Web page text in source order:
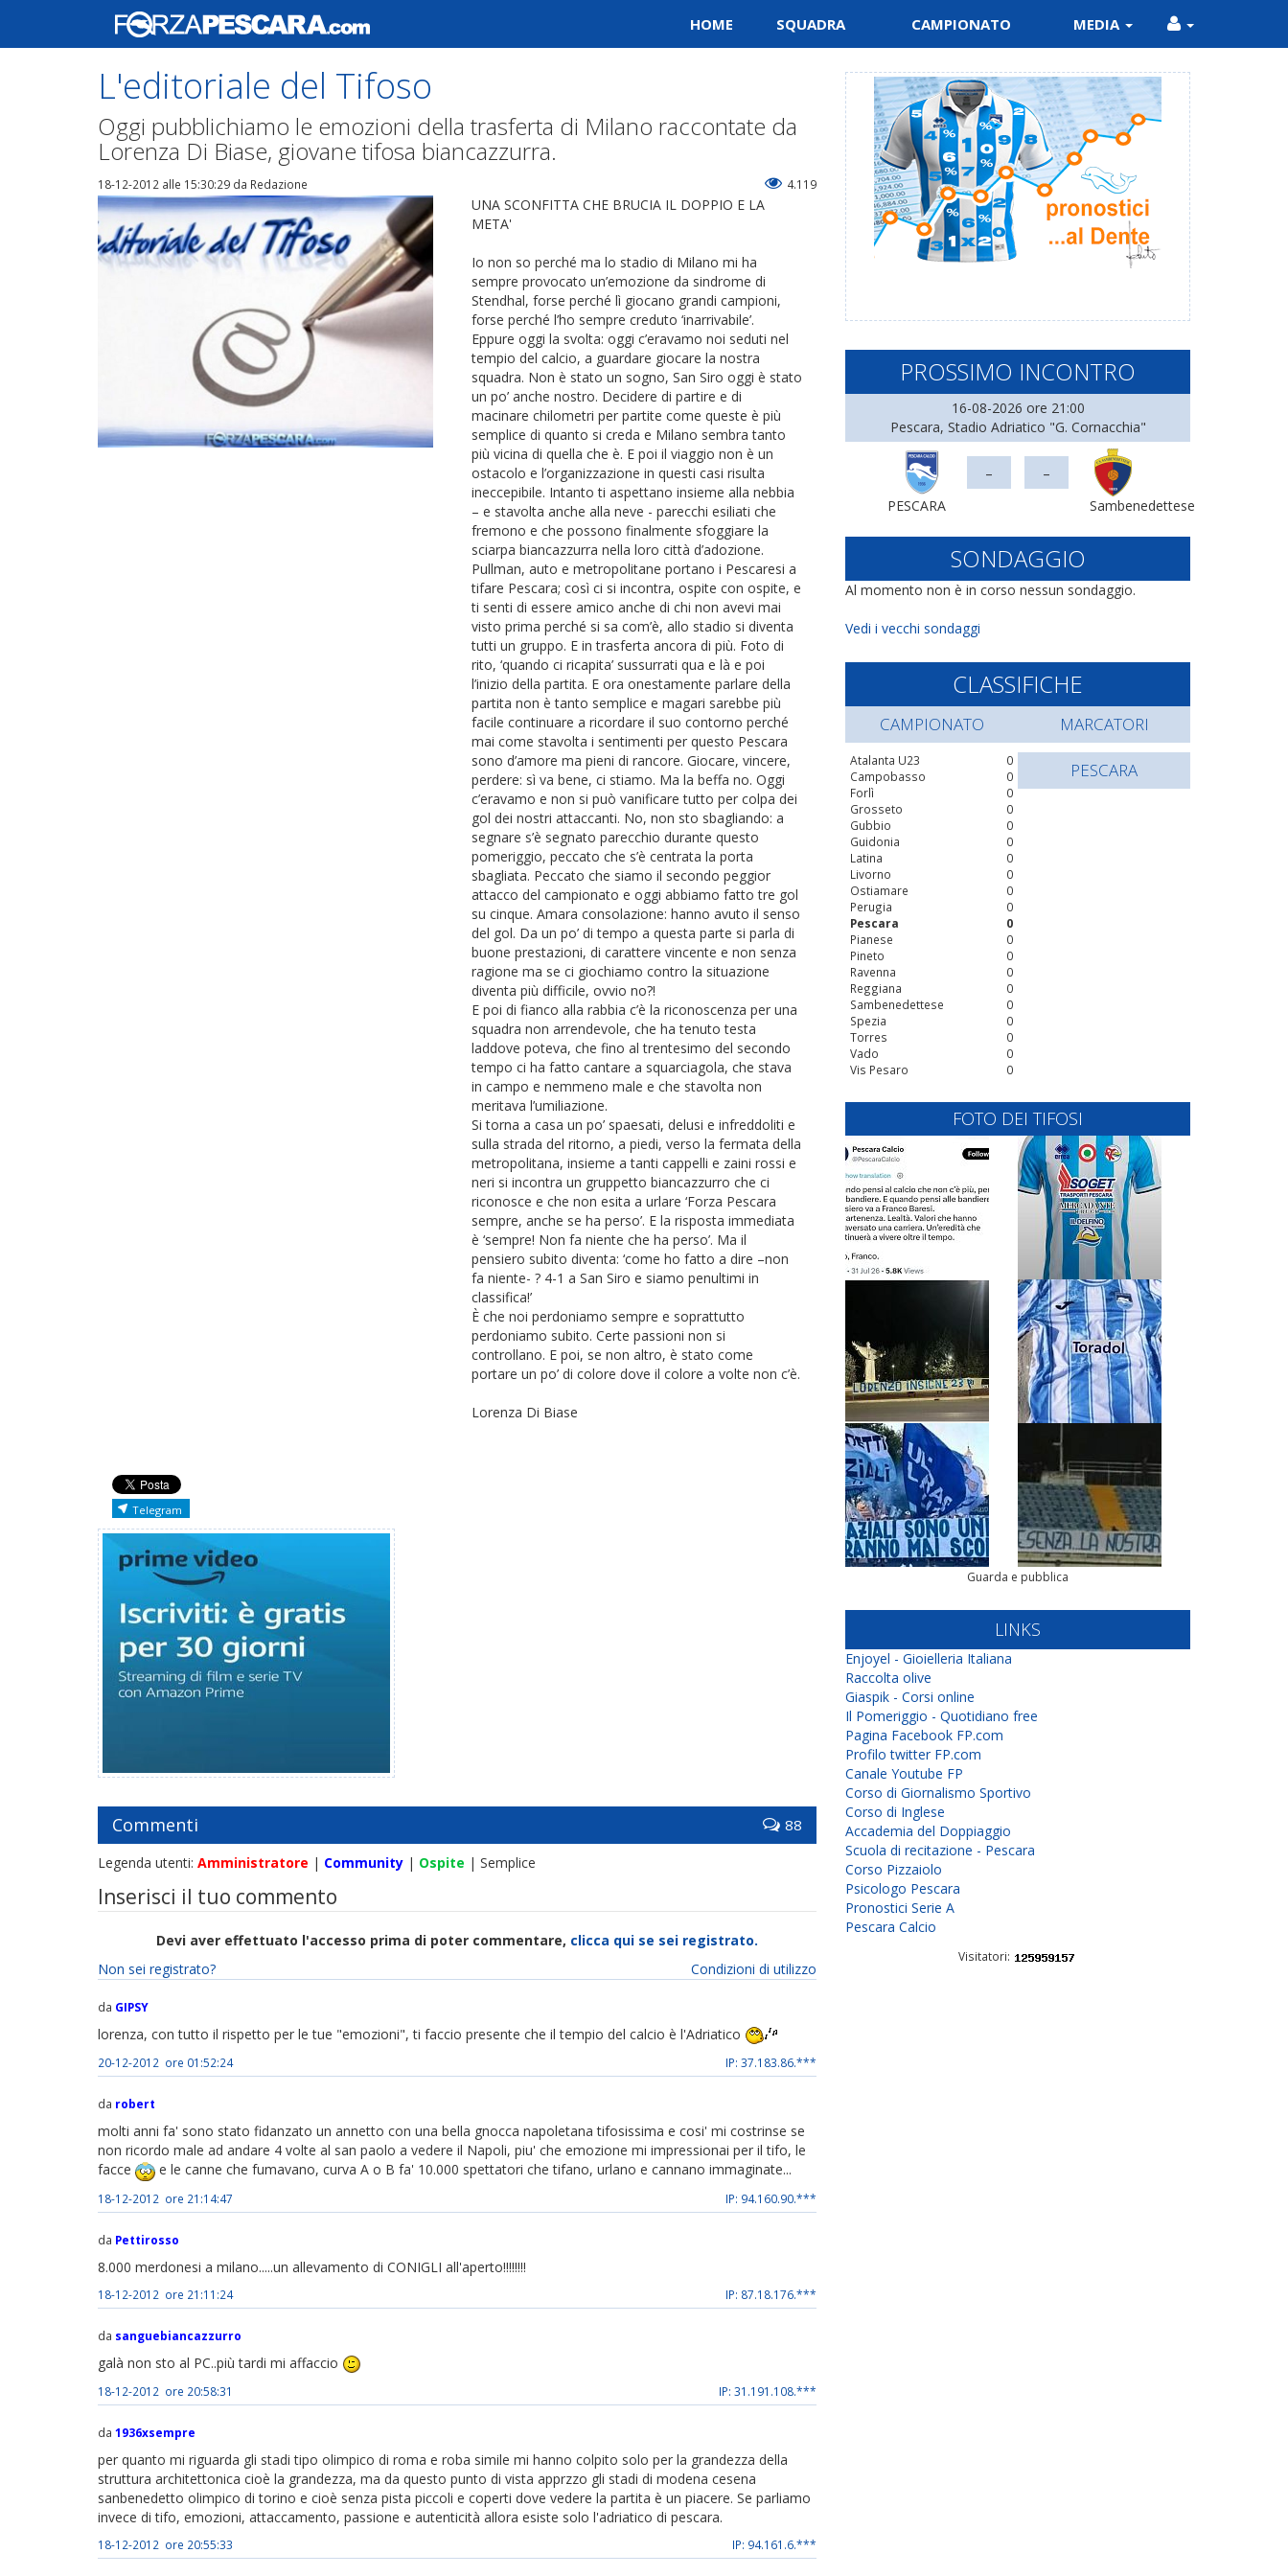
HOME SQUADRA CAMPIONATO MEDIA
L'editoriale del Tifoso
Oggi pubblichiamo le emozioni della trasferta di Milano raccontate da
Lorenza Di Biase, giovane tifosa biancazzurra.
18-12-2012 alle 15:30:29 da Redazione 4.119
UNA SCONFITTA CHE BRUCIA IL DOPPIO E LA
META'
Io non so perché ma lo stadio di Milano mi ha
sempre provocato un’emozione da sindrome di
Stendhal, forse perché lì giocano grandi campioni,
forse perché l’ho sempre creduto ‘inarrivabile’.
Eppure oggi la svolta: oggi c’eravamo noi seduti nel
tempio del calcio, a guardare giocare la nostra
squadra. Non è stato un sogno, San Siro oggi è stato
un po’ anche nostro. Decidere di partire e di
macinare chilometri per partite come queste è più
semplice di quanto si creda e Milano sembra tanto
più vicina di quella che è. E poi il viaggio non è un
ostacolo e l’organizzazione in questi casi risulta
ineccepibile. Intanto ti aspettano insieme alla nebbia
– e stavolta anche alla neve - parecchi esiliati che
fremono e che possono finalmente sfoggiare la
sciarpa biancazzurra nella loro città d’adozione.
Pullman, auto e metropolitane portano i Pescaresi a
tifare Pescara; così ci si incontra, ospite con ospite, e
ti senti di essere amico anche di chi non avevi mai
visto prima perché si sa com’è, allo stadio si diventa
tutti un gruppo. E in trasferta ancora di più. Foto di
rito, ‘quando ci ricapita’ sussurrati qua e là e poi
l’inizio della partita. E ora onestamente parlare della
partita non è tanto semplice e magari sarebbe più
facile continuare a ricordare il suo contorno perché
mai come stavolta i sentimenti per questo Pescara
sono d’amore ma pieni di rancore. Giocare, vincere,
perdere: sì va bene, ci stiamo. Ma la beffa no. Oggi
c’eravamo e non si può vanificare tutto per colpa dei
gol dei nostri attaccanti. No, non sto sbagliando: a
segnare s’è segnato parecchio durante questo
pomeriggio, peccato che s’è centrata la porta
sbagliata. Peccato che siamo il secondo peggior
attacco del campionato e oggi abbiamo fatto tre gol
su cinque. Amara consolazione: hanno avuto il senso
del gol. Da un po’ di tempo a questa parte si parla di
buone prestazioni, di carattere vincente e non senza
ragione ma se ci giochiamo contro la situazione
diventa più difficile, ovvio no?!
E poi di fianco alla rabbia c’è la riconoscenza per una
squadra non arrendevole, che ha tenuto testa
laddove poteva, che fino al trentesimo del secondo
tempo ci ha fatto cantare a squarciagola, che stava
in campo e nemmeno male e che stavolta non
meritava l’umiliazione.
Si torna a casa un po’ spaesati, delusi e infreddoliti e
sulla strada del ritorno, a piedi, verso la fermata della
metropolitana, insieme a tanti cappelli e zaini rossi e
neri si incontra un gruppetto biancazzurro che ci
riconosce e che non esita a urlare ‘Forza Pescara
sempre, anche se ha perso’. E la risposta immediata
è ‘sempre! Non fa niente che ha perso’. Ma il
pensiero subito diventa: ‘come ho fatto a dire –non
fa niente- ? 4-1 a San Siro e siamo penultimi in
classifica!’
È che noi perdoniamo sempre e soprattutto
perdoniamo subito. Certe passioni non si
controllano. E poi, se non altro, è stato come
portare un po’ di colore dove il colore a volte non c’è.
Lorenza Di Biase
Telegram
Commenti 88
Legenda utenti: Amministratore | Community | Ospite | Semplice
Inserisci il tuo commento
Devi aver effettuato l'accesso prima di poter commentare, clicca qui se sei registrato.
Condizioni di utilizzo
Non sei registrato?
da GIPSY
lorenza, con tutto il rispetto per le tue "emozioni", ti faccio presente che il tempio del calcio è l'Adriatico
20-12-2012 ore 01:52:24 IP: 37.183.86.***
da robert
molti anni fa' sono stato fidanzato un annetto con una bella gnocca napoletana tifosissima e cosi' mi costrinse se
non ricordo male ad andare 4 volte al san paolo a vedere il Napoli, piu' che emozione mi impressionai per il tifo, le
facce
e le canne che fumavano, curva A o B fa' 10.000 spettatori che tifano, urlano e cannano immaginate...
18-12-2012 ore 21:14:47 IP: 94.160.90.***
da Pettirosso
8.000 merdonesi a milano.....un allevamento di CONIGLI all'aperto!!!!!!!!
18-12-2012 ore 21:11:24 IP: 87.18.176.***
da sanguebiancazzurro
galà non sto al PC..più tardi mi affaccio
18-12-2012 ore 20:58:31 IP: 31.191.108.***
da 1936xsempre
per quanto mi riguarda gli stadi tipo olimpico di roma e roba simile mi hanno colpito solo per la grandezza della
struttura architettonica cioè la grandezza, ma da questo punto di vista apprzzo gli stadi di modena cesena
sanbenedetto olimpico di torino e cioè senza pista piccoli e coperti dove vedere la partita è un piacere. Se parliamo
invece di tifo, emozioni, attaccamento, passione e autenticità allora esiste solo l'adriatico di pescara.
18-12-2012 ore 20:55:33 IP: 94.161.6.***
PROSSIMO INCONTRO
16-08-2026 ore 21:00
Pescara, Stadio Adriatico "G. Cornacchia"
PESCARA
- -
Sambenedettese
SONDAGGIO
Al momento non è in corso nessun sondaggio.
Vedi i vecchi sondaggi
CLASSIFICHE
CAMPIONATO
0
Atalanta U23
0
Campobasso
0
Forlì
0
Grosseto
0
Gubbio
0
Guidonia
0
Latina
0
Livorno
0
Ostiamare
0
Perugia
0
Pescara
0
Pianese
0
Pineto
0
Ravenna
0
Reggiana
0
Sambenedettese
0
Spezia
0
Torres
0
Vado
0
Vis Pesaro
MARCATORI
PESCARA
FOTO DEI TIFOSI
Guarda e pubblica
LINKS
Enjoyel - Gioielleria Italiana
Raccolta olive
Giaspik - Corsi online
Il Pomeriggio - Quotidiano free
Pagina Facebook FP.com
Profilo twitter FP.com
Canale Youtube FP
Corso di Giornalismo Sportivo
Corso di Inglese
Accademia del Doppiaggio
Scuola di recitazione - Pescara
Corso Pizzaiolo
Psicologo Pescara
Pronostici Serie A
Pescara Calcio
Visitatori: